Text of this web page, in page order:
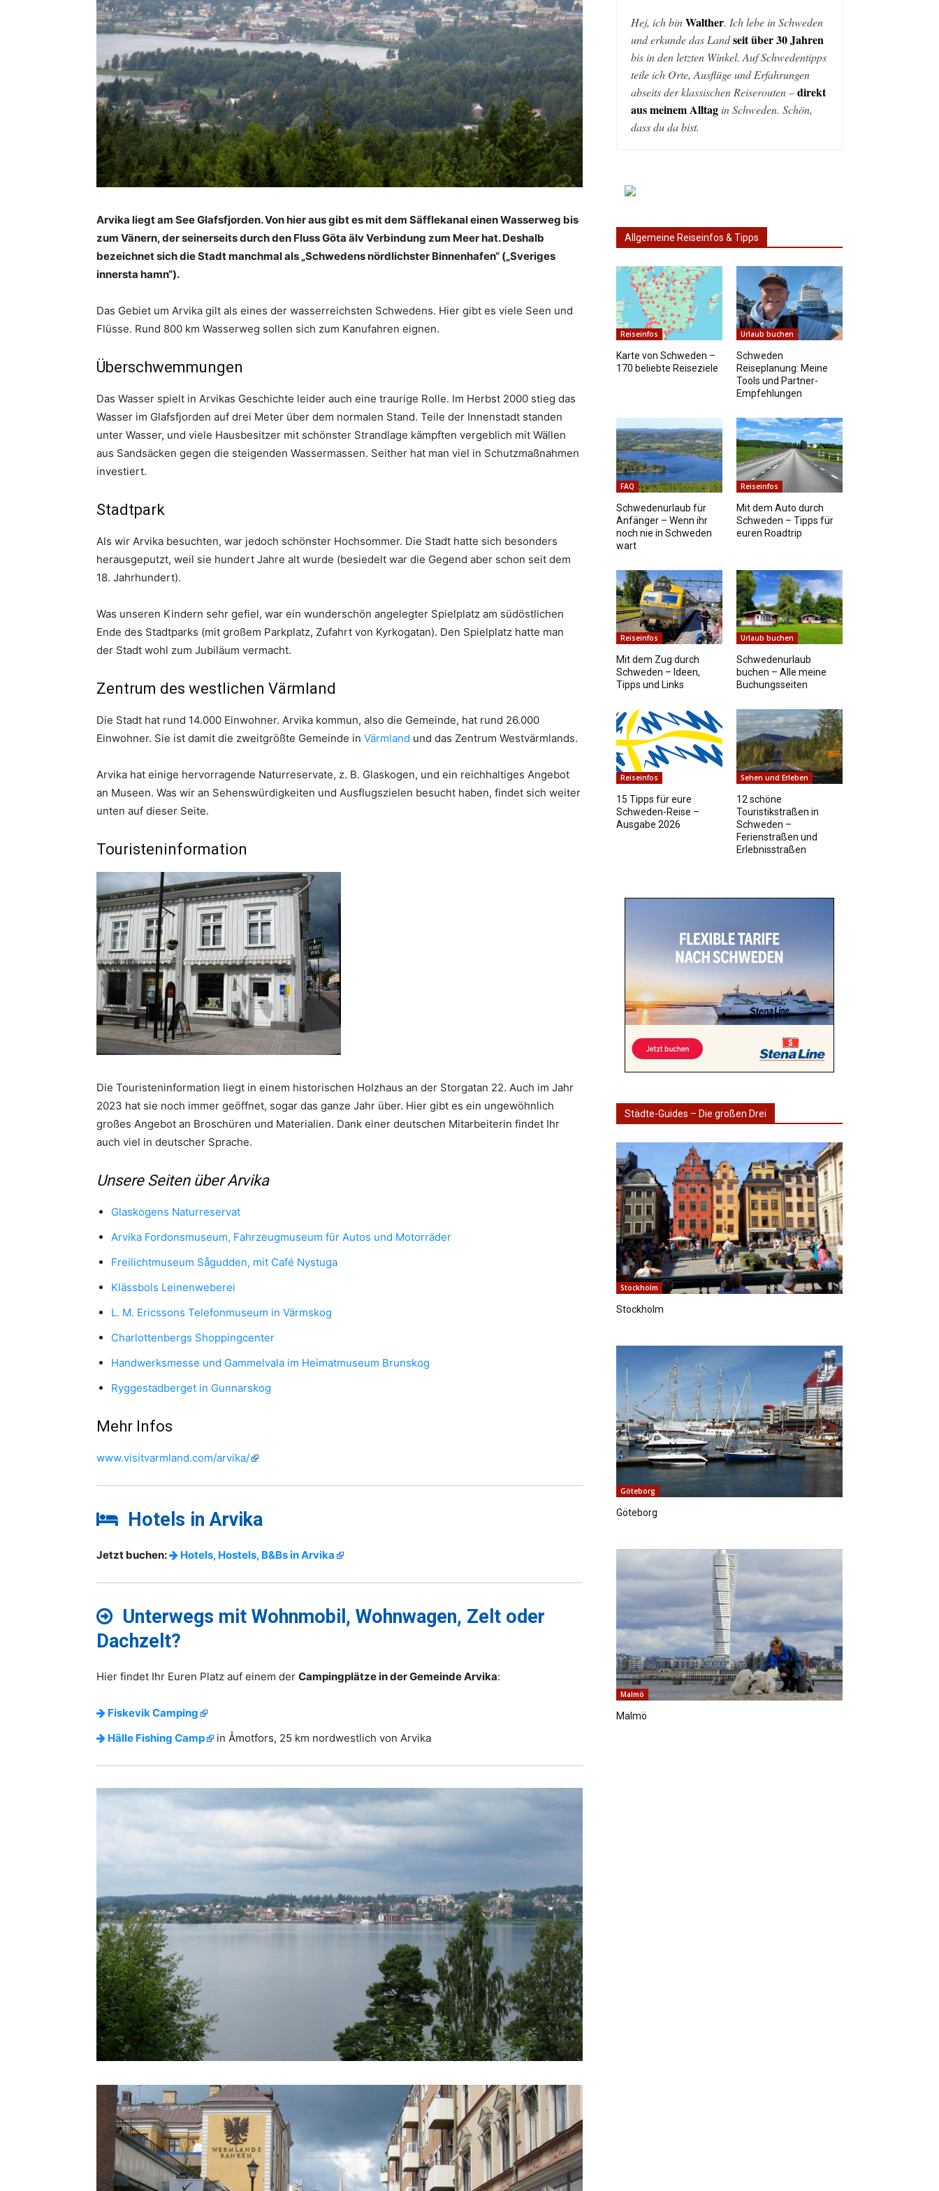
Arvika liegt am See Glafsfjorden. Von hier aus gibt es mit dem Säfflekanal einen Wasserweg bis
zum Vänern, der seinerseits durch den Fluss Göta älv Verbindung zum Meer hat. Deshalb
bezeichnet sich die Stadt manchmal als „Schwedens nördlichster Binnenhafen“ („Sveriges
innersta hamn“).
Das Gebiet um Arvika gilt als eines der wasserreichsten Schwedens. Hier gibt es viele Seen und
Flüsse. Rund 800 km Wasserweg sollen sich zum Kanufahren eignen.
Überschwemmungen
Das Wasser spielt in Arvikas Geschichte leider auch eine traurige Rolle. Im Herbst 2000 stieg das
Wasser im Glafsfjorden auf drei Meter über dem normalen Stand. Teile der Innenstadt standen
unter Wasser, und viele Hausbesitzer mit schönster Strandlage kämpften vergeblich mit Wällen
aus Sandsäcken gegen die steigenden Wassermassen. Seither hat man viel in Schutzmaßnahmen
investiert.
Stadtpark
Als wir Arvika besuchten, war jedoch schönster Hochsommer. Die Stadt hatte sich besonders
herausgeputzt, weil sie hundert Jahre alt wurde (besiedelt war die Gegend aber schon seit dem
18. Jahrhundert).
Was unseren Kindern sehr gefiel, war ein wunderschön angelegter Spielplatz am südöstlichen
Ende des Stadtparks (mit großem Parkplatz, Zufahrt von Kyrkogatan). Den Spielplatz hatte man
der Stadt wohl zum Jubiläum vermacht.
Zentrum des westlichen Värmland
Die Stadt hat rund 14.000 Einwohner. Arvika kommun, also die Gemeinde, hat rund 26.000
Einwohner. Sie ist damit die zweitgrößte Gemeinde in Värmland und das Zentrum Westvärmlands.
Arvika hat einige hervorragende Naturreservate, z. B. Glaskogen, und ein reichhaltiges Angebot
an Museen. Was wir an Sehenswürdigkeiten und Ausflugszielen besucht haben, findet sich weiter
unten auf dieser Seite.
Touristeninformation
Die Touristeninformation liegt in einem historischen Holzhaus an der Storgatan 22. Auch im Jahr
2023 hat sie noch immer geöffnet, sogar das ganze Jahr über. Hier gibt es ein ungewöhnlich
großes Angebot an Broschüren und Materialien. Dank einer deutschen Mitarbeiterin findet Ihr
auch viel in deutscher Sprache.
Unsere Seiten über Arvika
Glaskogens Naturreservat
Arvika Fordonsmuseum, Fahrzeugmuseum für Autos und Motorräder
Freilichtmuseum Sågudden, mit Café Nystuga
Klässbols Leinenweberei
L. M. Ericssons Telefonmuseum in Värmskog
Charlottenbergs Shoppingcenter
Handwerksmesse und Gammelvala im Heimatmuseum Brunskog
Ryggestadberget in Gunnarskog
Mehr Infos
www.visitvarmland.com/arvika/
Hotels in Arvika
Jetzt buchen: Hotels, Hostels, B&Bs in Arvika
Unterwegs mit Wohnmobil, Wohnwagen, Zelt oder
Dachzelt?
Hier findet Ihr Euren Platz auf einem der Campingplätze in der Gemeinde Arvika:
Fiskevik Camping
Hälle Fishing Camp
in Åmotfors, 25 km nordwestlich von Arvika
Hej, ich binWalther. Ich lebe in Schweden
und erkunde das Landseit über 30 Jahren
bis in den letzten Winkel. Auf Schwedentipps
teile ich Orte, Ausflüge und Erfahrungen
abseits der klassischen Reiserouten –direkt
aus meinem Alltag in Schweden. Schön,
dass du da bist.
Allgemeine Reiseinfos & Tipps
Reiseinfos
Karte von Schweden –
170 beliebte Reiseziele
Urlaub buchen
Schweden
Reiseplanung: Meine
Tools und Partner-
Empfehlungen
FAQ
Schwedenurlaub für
Anfänger – Wenn ihr
noch nie in Schweden
wart
Reiseinfos
Mit dem Auto durch
Schweden – Tipps für
euren Roadtrip
Reiseinfos
Mit dem Zug durch
Schweden – Ideen,
Tipps und Links
Urlaub buchen
Schwedenurlaub
buchen – Alle meine
Buchungsseiten
Reiseinfos
15 Tipps für eure
Schweden-Reise –
Ausgabe 2026
Sehen und Erleben
12 schöne
Touristikstraßen in
Schweden –
Ferienstraßen und
Erlebnisstraßen
Städte-Guides – Die großen Drei
Stockholm
Stockholm
Göteborg
Göteborg
Malmö
Malmö